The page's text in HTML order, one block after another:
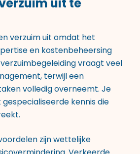
verzuim uit omdat het
en kostenbeheersing
vraagt veel
terwijl een
volledig overneemt. Je
kennis die
zijn wettelijke